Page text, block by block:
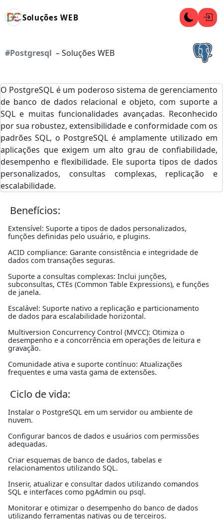
Soluções WEB
#Postgresql – Soluções WEB
O PostgreSQL é um poderoso sistema de gerenciamento
de banco de dados relacional e objeto, com suporte a
SQL e muitas funcionalidades avançadas. Reconhecido
por sua robustez, extensibilidade e conformidade com os
padrões SQL, o PostgreSQL é amplamente utilizado em
aplicações que exigem um alto grau de confiabilidade,
desempenho e flexibilidade. Ele suporta tipos de dados
personalizados, consultas complexas, replicação e
escalabilidade.
Benefícios:
Extensível: Suporte a tipos de dados personalizados,
funções definidas pelo usuário, e plugins.
ACID compliance: Garante consistência e integridade de
dados com transações seguras.
Suporte a consultas complexas: Inclui junções,
subconsultas, CTEs (Common Table Expressions), e funções
de janela.
Escalável: Suporte nativo a replicação e particionamento
de dados para escalabilidade horizontal.
Multiversion Concurrency Control (MVCC): Otimiza o
desempenho e a concorrência em operações de leitura e
gravação.
Comunidade ativa e suporte contínuo: Atualizações
frequentes e uma vasta gama de extensões.
Ciclo de vida:
Instalar o PostgreSQL em um servidor ou ambiente de
nuvem.
Configurar bancos de dados e usuários com permissões
adequadas.
Criar esquemas de banco de dados, tabelas e
relacionamentos utilizando SQL.
Inserir, atualizar e consultar dados utilizando comandos
SQL e interfaces como pgAdmin ou psql.
Monitorar e otimizar o desempenho do banco de dados
utilizando ferramentas nativas ou de terceiros.